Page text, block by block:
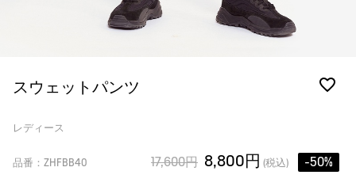
スウェットパンツ
レディース
品番：ZHFBB40 17,600円 8,800円 (税込) -50%